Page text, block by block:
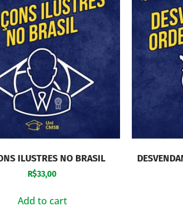
ILUSTRES NO BRASIL
R$33,00
Add to cart